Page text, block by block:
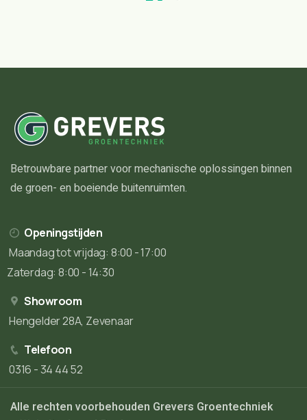
Betrouwbare partner voor mechanische oplossingen binnen
de groen- en boeiende buitenruimten.
Openingstijden
Maandag tot vrijdag: 8:00 - 17:00
Zaterdag: 8:00 - 14:30
Showroom
Hengelder 28A, Zevenaar
Telefoon
0316 - 34 44 52
Alle rechten voorbehouden Grevers Groentechniek